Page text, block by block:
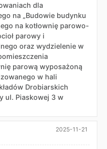
dla
na „Budowie budynku
na kotłownię parowo-
parowy i
oraz wydzielenie w
parową wyposażoną
w hali
Drobiarskich
ul. Piaskowej 3 w
2025-11-21